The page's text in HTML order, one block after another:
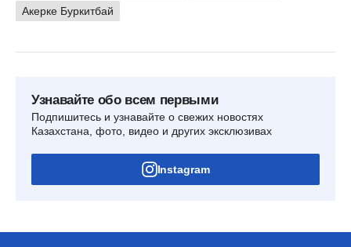
Акерке Буркитбай
Узнавайте обо всем первыми
Подпишитесь и узнавайте о свежих новостях
Казахстана, фото, видео и других эксклюзивах
Instagram